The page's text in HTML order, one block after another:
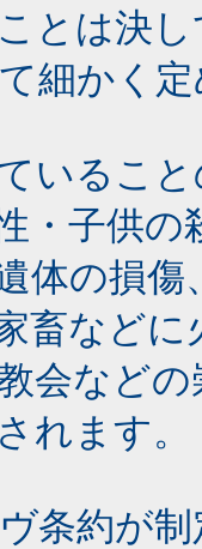
とは決
細かく
いるこ
・子供
体の損
畜など
会など
れます。
条約が